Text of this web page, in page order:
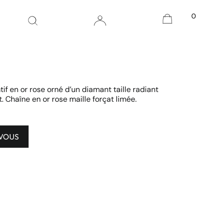
0
en or rose orné d’un diamant taille radiant
Chaîne en or rose maille forçat limée.